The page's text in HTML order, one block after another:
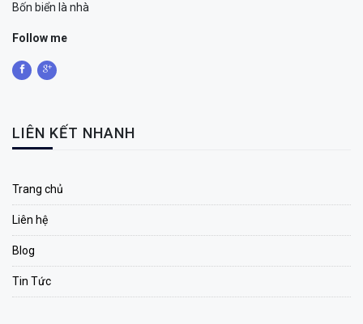
Bốn biển là nhà
Follow me
LIÊN KẾT NHANH
Trang chủ
Liên hệ
Blog
Tin Tức